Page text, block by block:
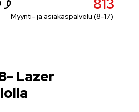
Myynti- ja asiakaspalvelu (8-17)
Lazer